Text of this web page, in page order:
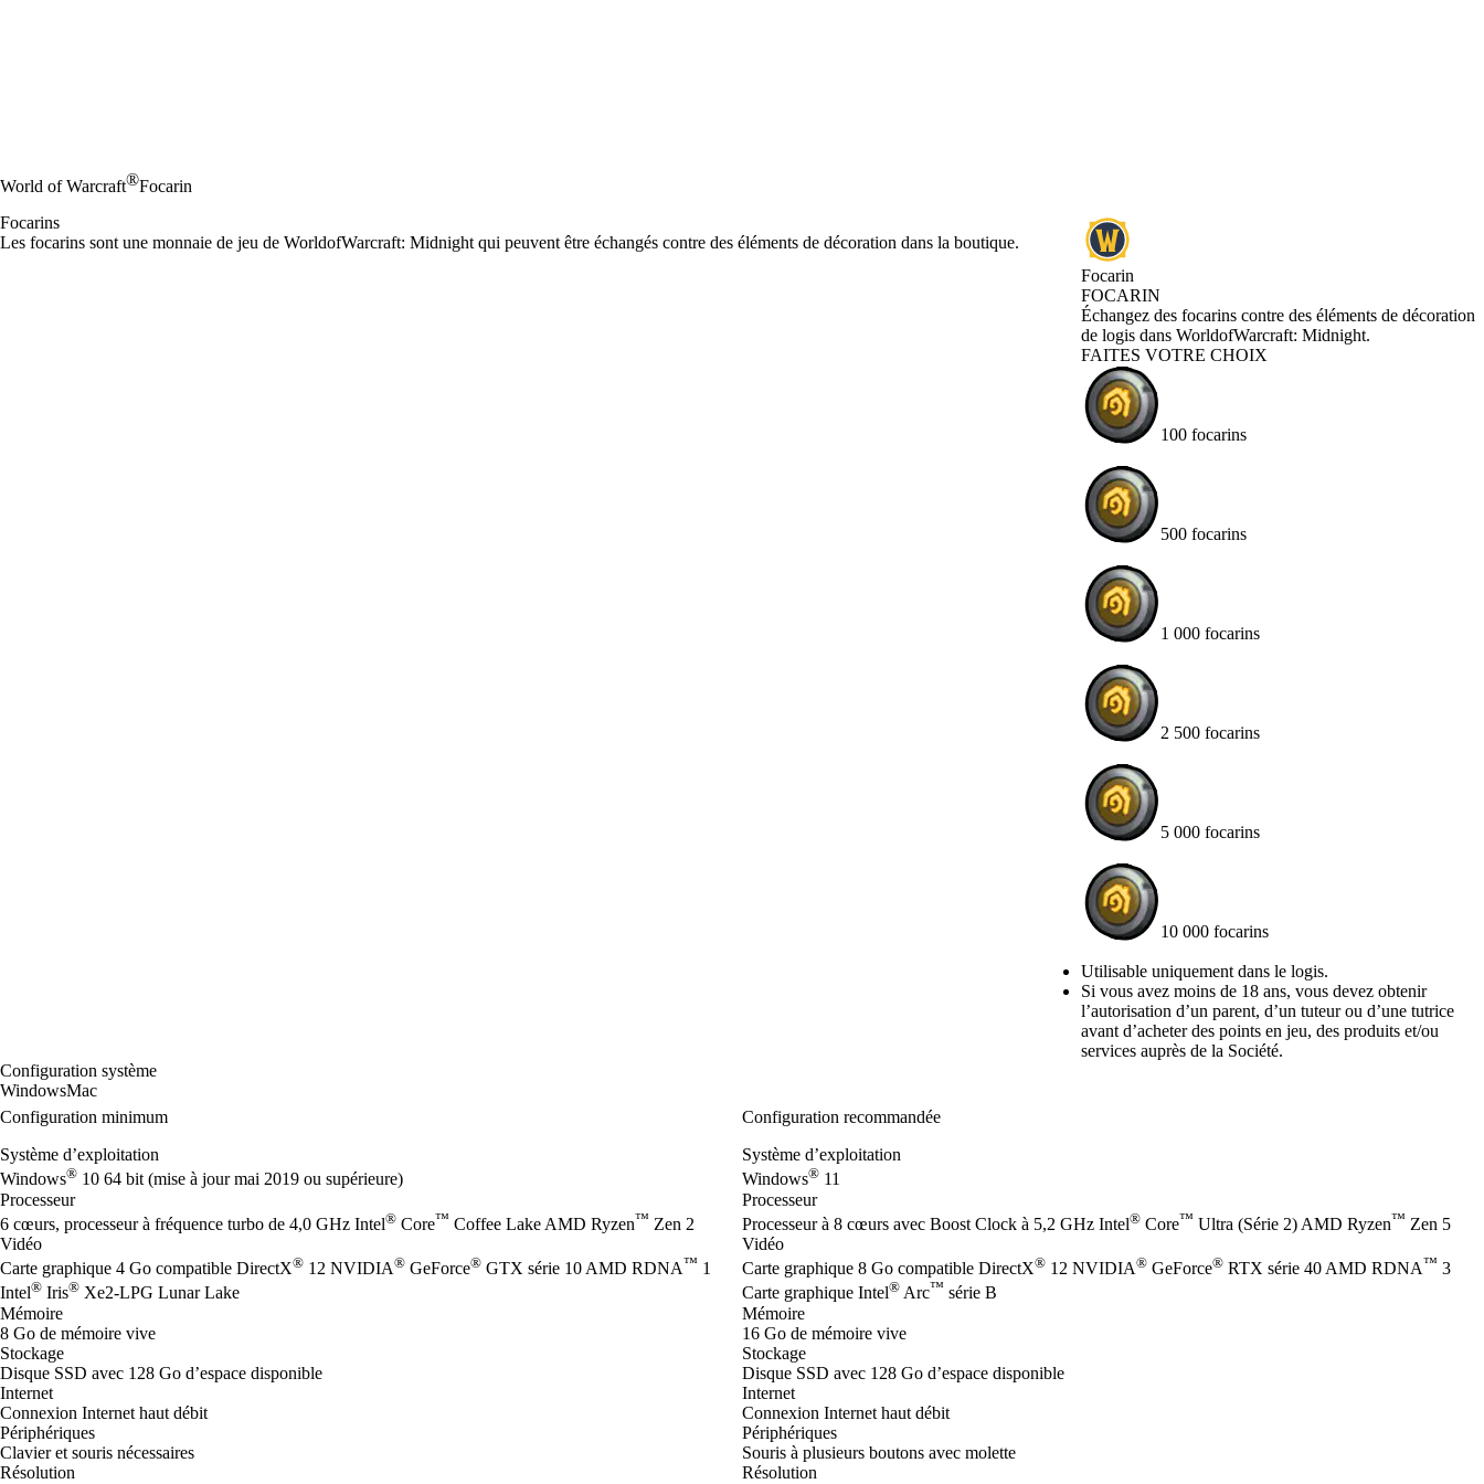
World of Warcraft®Focarin
Focarin
FOCARIN
Product Notification
Échangez des focarins contre des éléments de décoration
de logis dans World of Warcraft: Midnight.
FAITES VOTRE CHOIX
100 focarins
500 focarins
1 000 focarins
2 500 focarins
5 000 focarins
10 000 focarins
Available actions
Utilisable uniquement dans le logis.
Si vous avez moins de 18 ans, vous devez obtenir
l’autorisation d’un parent, d’un tuteur ou d’une tutrice
avant d’acheter des points en jeu, des produits et/ou
services auprès de la Société.
Focarins
Les focarins sont une monnaie de jeu de World of Warcraft: Midnight qui peuvent être échangés contre des éléments de décoration dans la boutique.
Configuration système
WindowsMac
Configuration minimum
Système d’exploitation
Windows® 10 64 bit (mise à jour mai 2019 ou supérieure)
Processeur
6 cœurs, processeur à fréquence turbo de 4,0 GHz Intel® Core™ Coffee Lake AMD Ryzen™ Zen 2
Vidéo
Carte graphique 4 Go compatible DirectX® 12 NVIDIA® GeForce® GTX série 10 AMD RDNA™ 1
Intel® Iris® Xe2-LPG Lunar Lake
Mémoire
8 Go de mémoire vive
Stockage
Disque SSD avec 128 Go d’espace disponible
Internet
Connexion Internet haut débit
Périphériques
Clavier et souris nécessaires
Résolution
Configuration recommandée
Système d’exploitation
Windows® 11
Processeur
Processeur à 8 cœurs avec Boost Clock à 5,2 GHz Intel® Core™ Ultra (Série 2) AMD Ryzen™ Zen 5
Vidéo
Carte graphique 8 Go compatible DirectX® 12 NVIDIA® GeForce® RTX série 40 AMD RDNA™ 3
Carte graphique Intel® Arc™ série B
Mémoire
16 Go de mémoire vive
Stockage
Disque SSD avec 128 Go d’espace disponible
Internet
Connexion Internet haut débit
Périphériques
Souris à plusieurs boutons avec molette
Résolution